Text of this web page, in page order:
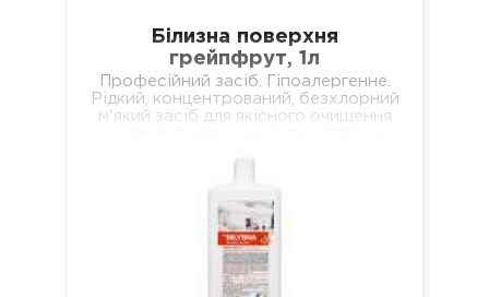
Білизна поверхня
грейпфрут, 1л
Професійний засіб. Гіпоалергенне.
Рідкий, концентрований, безхлорний
м'який засіб для якісного очищення